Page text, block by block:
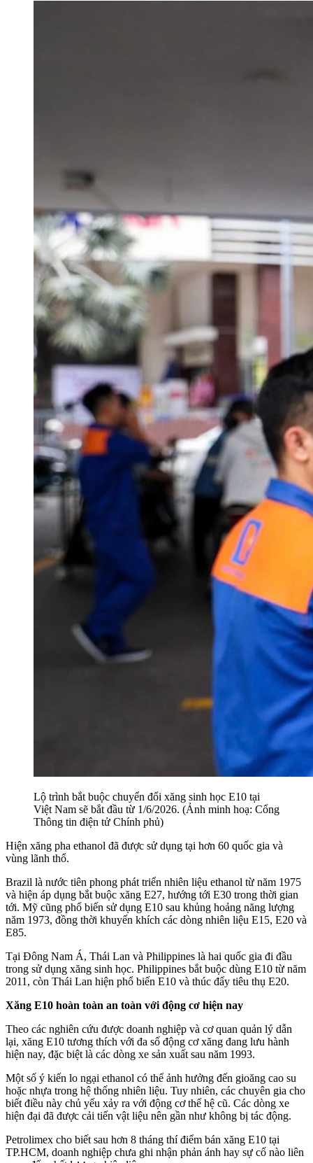
Lộ trình bắt buộc chuyển đổi xăng sinh học E10 tại
Việt Nam sẽ bắt đầu từ 1/6/2026. (Ảnh minh hoạ: Cổng
Thông tin điện tử Chính phủ)
Hiện xăng pha ethanol đã được sử dụng tại hơn 60 quốc gia và
vùng lãnh thổ.
Brazil là nước tiên phong phát triển nhiên liệu ethanol từ năm 1975
và hiện áp dụng bắt buộc xăng E27, hướng tới E30 trong thời gian
tới. Mỹ cũng phổ biến sử dụng E10 sau khủng hoảng năng lượng
năm 1973, đồng thời khuyến khích các dòng nhiên liệu E15, E20 và
E85.
Tại Đông Nam Á, Thái Lan và Philippines là hai quốc gia đi đầu
trong sử dụng xăng sinh học. Philippines bắt buộc dùng E10 từ năm
2011, còn Thái Lan hiện phổ biến E10 và thúc đẩy tiêu thụ E20.
Xăng E10 hoàn toàn an toàn với động cơ hiện nay
Theo các nghiên cứu được doanh nghiệp và cơ quan quản lý dẫn
lại, xăng E10 tương thích với đa số động cơ xăng đang lưu hành
hiện nay, đặc biệt là các dòng xe sản xuất sau năm 1993.
Một số ý kiến lo ngại ethanol có thể ảnh hưởng đến gioăng cao su
hoặc nhựa trong hệ thống nhiên liệu. Tuy nhiên, các chuyên gia cho
biết điều này chủ yếu xảy ra với động cơ thế hệ cũ. Các dòng xe
hiện đại đã được cải tiến vật liệu nên gần như không bị tác động.
Petrolimex cho biết sau hơn 8 tháng thí điểm bán xăng E10 tại
TP.HCM, doanh nghiệp chưa ghi nhận phản ánh hay sự cố nào liên